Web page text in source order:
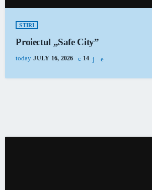
STIRI
Proiectul „Safe City”
today JULY 16, 2026 14